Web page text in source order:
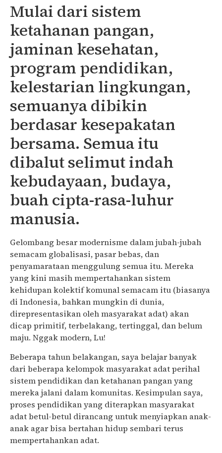
Mulai dari sistem
ketahanan pangan,
jaminan kesehatan,
program pendidikan,
kelestarian lingkungan,
semuanya dibikin
berdasar kesepakatan
bersama. Semua itu
dibalut selimut indah
kebudayaan, budaya,
buah cipta-rasa-luhur
manusia.
Gelombang besar modernisme dalam jubah-jubah
semacam globalisasi, pasar bebas, dan
penyamarataan menggulung semua itu. Mereka
yang kini masih mempertahankan sistem
kehidupan kolektif komunal semacam itu (biasanya
di Indonesia, bahkan mungkin di dunia,
direpresentasikan oleh masyarakat adat) akan
dicap primitif, terbelakang, tertinggal, dan belum
maju. Nggak modern, Lu!
Beberapa tahun belakangan, saya belajar banyak
dari beberapa kelompok masyarakat adat perihal
sistem pendidikan dan ketahanan pangan yang
mereka jalani dalam komunitas. Kesimpulan saya,
proses pendidikan yang diterapkan masyarakat
adat betul-betul dirancang untuk menyiapkan anak-
anak agar bisa bertahan hidup sembari terus
mempertahankan adat.